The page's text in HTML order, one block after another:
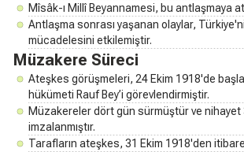
Mîsâk-ı Millî Beyannamesi, bu antlaşmaya
Antlaşma sonrası yaşanan olaylar,
mücadelesini etkilemiştir.
Müzakere Süreci
Ateşkes görüşmeleri, 24 Ekim 1918'de
hükümeti Rauf Bey’i görevlendirmiştir.
Müzakereler dört gün sürmüştür ve nihayet
imzalanmıştır.
Tarafların ateşkes, 31 Ekim 1918'den